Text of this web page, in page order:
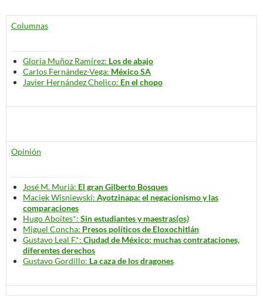
Columnas
Gloria Muñoz Ramírez: Los de abajo
Carlos Fernández-Vega: México SA
Javier Hernández Chelico: En el chopo
Opinión
José M. Murià: El gran Gilberto Bosques
Maciek Wisniewski: Ayotzinapa: el negacionismo y las
comparaciones
Hugo Aboites*: Sin estudiantes y maestras(os)
Miguel Concha: Presos políticos de Eloxochitlán
Gustavo Leal F.*: Ciudad de México: muchas contrataciones,
diferentes derechos
Gustavo Gordillo: La caza de los dragones